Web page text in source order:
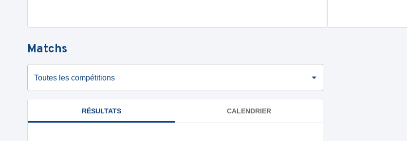
Matchs
Toutes les compétitions
RÉSULTATS CALENDRIER